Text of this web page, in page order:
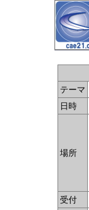
テーマ
日時
場所
受付